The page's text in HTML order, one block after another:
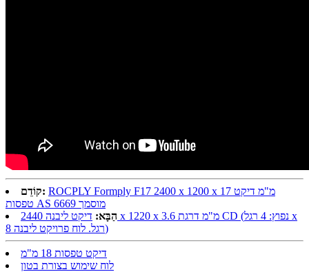
קוֹדֵם: ROCPLY Formply F17 2400 x 1200 x 17 מ"מ דיקט
טפסות AS 6669 מוסמך
הַבָּא:
דיקט ליבנה 2440 x 1220 x 3.6 מ"מ דרגת CD (נפוץ: 4 רגל x
8 רגל. לוח פרויקט ליבנה)
דיקט טפסות 18 מ"מ
לוח שימוש בצורת בטון